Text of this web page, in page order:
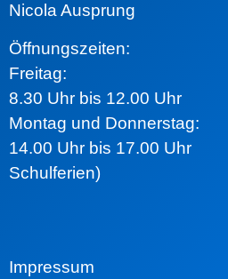
Nicola Ausprung
Freitag:
8.30 Uhr bis 12.00 Uhr
Montag und Donnerstag:
14.00 Uhr bis 17.00
Schulferien)
Impressum